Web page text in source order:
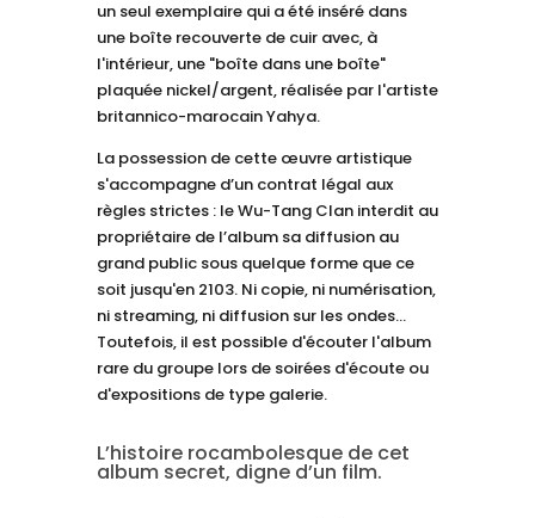
un seul exemplaire qui a été inséré dans
une boîte recouverte de cuir avec, à
l'intérieur, une "boîte dans une boîte"
plaquée nickel/argent, réalisée par l'artiste
britannico-marocain Yahya.
La possession de cette œuvre artistique
s'accompagne d’un contrat légal aux
règles strictes : le Wu-Tang Clan interdit au
propriétaire de l’album sa diffusion au
grand public sous quelque forme que ce
soit jusqu'en 2103. Ni copie, ni numérisation,
ni streaming, ni diffusion sur les ondes…
Toutefois, il est possible d'écouter l'album
rare du groupe lors de soirées d'écoute ou
d'expositions de type galerie.
L’histoire rocambolesque de cet
album secret, digne d’un film.